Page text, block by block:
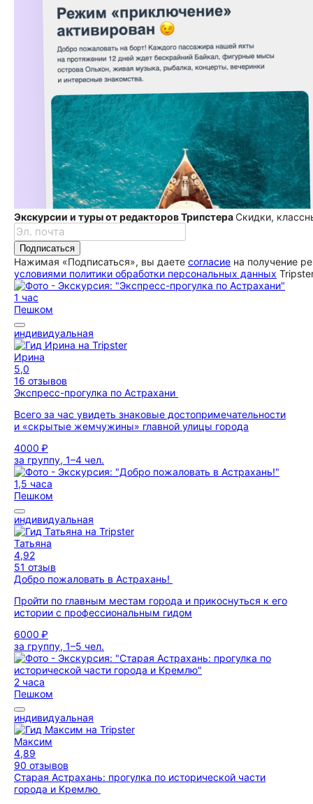
Экскурсии и туры от редакторов ТрипстераСкидки,
Подписаться
Нажимая «Подписаться», вы даете согласие на получение
условиями политики обработки персональных данных
1 час
Пешком
индивидуальная
Ирина
5,0
16 отзывов
Экспресс-прогулка по Астрахани
Всего за час увидеть знаковые достопримечательности
и «скрытые жемчужины» главной улицы города
4000 ₽
за группу, 1–4 чел.
1,5 часа
Пешком
индивидуальная
Татьяна
4,92
51 отзыв
Добро пожаловать в Астрахань!
Пройти по главным местам города и прикоснуться к его
истории с профессиональным гидом
6000 ₽
за группу, 1–5 чел.
2 часа
Пешком
индивидуальная
Максим
4,89
90 отзывов
Старая Астрахань: прогулка по исторической части
города и Кремлю